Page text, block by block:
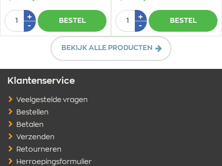
Aantal
+Plus
-Min
1
BESTEL
Aantal
+Plus
-Min
1
BESTEL
BEKIJK ALLE PRODUCTEN
Klantenservice
Veelgestelde vragen
Bestellen
Betalen
Verzenden
Retourneren
Herroepingsformulier